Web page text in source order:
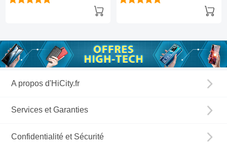
Apple iPhone 15 Pro Gris
A propos d'HiCity.fr
Services et Garanties
Confidentialité et Sécurité